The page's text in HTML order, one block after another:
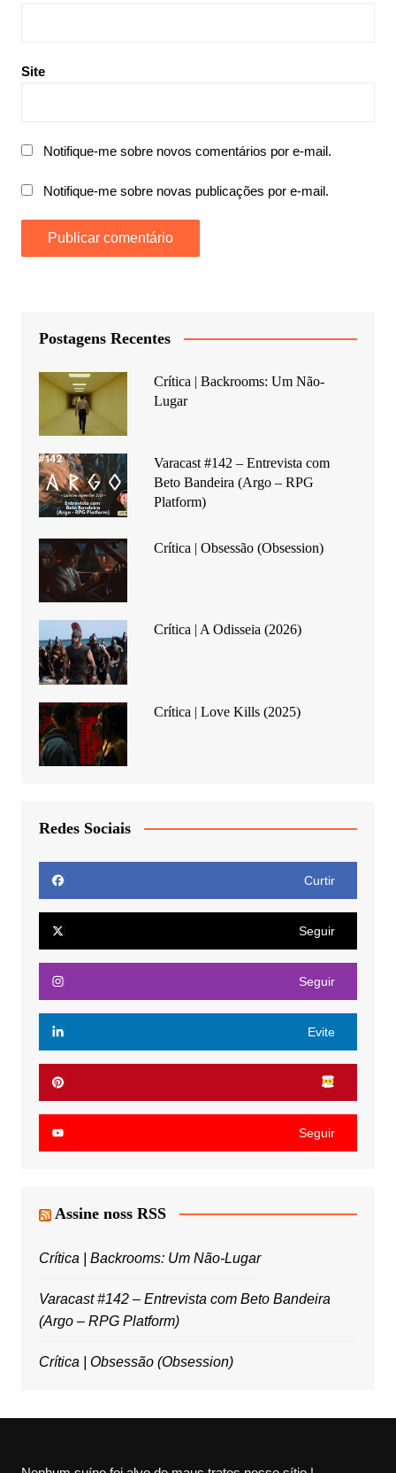
Site
Notifique-me sobre novos comentários por e-mail.
Notifique-me sobre novas publicações por e-mail.
Postagens Recentes
Crítica | Backrooms: Um Não-
Lugar
Varacast #142 – Entrevista com
Beto Bandeira (Argo – RPG
Platform)
Crítica | Obsessão (Obsession)
Crítica | A Odisseia (2026)
Crítica | Love Kills (2025)
Redes Sociais
Curtir
Seguir
Seguir
Evite
Seguir
Assine noss RSS
Crítica | Backrooms: Um Não-Lugar
Varacast #142 – Entrevista com Beto Bandeira
(Argo – RPG Platform)
Crítica | Obsessão (Obsession)